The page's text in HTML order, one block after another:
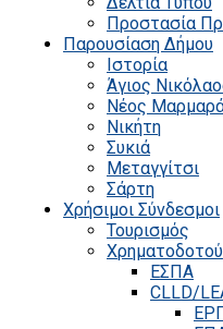
Προστασία
Παρουσίαση Δήμου
Ιστορία
Άγιος
Νέος
Νικήτη
Συκιά
Μεταγγίτσι
Σάρτη
Χρήσιμοι Σύνδεσμοι
Τουρισμός
ΕΣΠΑ
CLLD/